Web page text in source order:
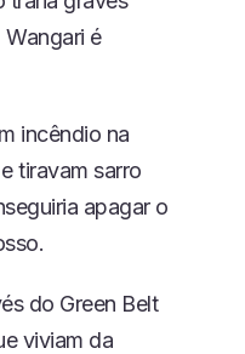
é
incêndio na
tiravam sarro
apagar o
do Green Belt
viviam da